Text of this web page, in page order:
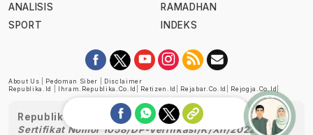
ANALISIS
SPORT
RAMADHAN
INDEKS
About Us Pedoman Siber
Disclaimer
Republika.id
Ihram.republika.co.id Retizen.id Rejabar.co.id Rejogja.co.id
Republika telah diverifikasi oleh Dewan Pers
Sertifikat Nomor 1058/DP-Verifikasi/K/XII/2022